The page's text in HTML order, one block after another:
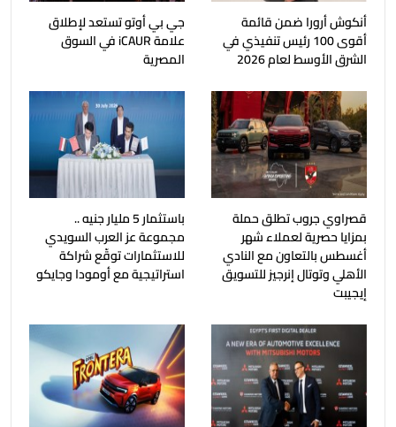
أنكوش أرورا ضمن قائمة
أقوى 100 رئيس تنفيذي في
الشرق الأوسط لعام 2026
جي بي أوتو تستعد لإطلاق
علامة iCAUR في السوق
المصرية
قصراوي جروب تطلق حملة
بمزايا حصرية لعملاء شهر
أغسطس بالتعاون مع النادي
الأهلي وتوتال إنرجيز للتسويق
إيجيبت
باستثمار 5 مليار جنيه ..
مجموعة عز العرب السويدي
للاستثمارات توقّع شراكة
استراتيجية مع أومودا وجايكو